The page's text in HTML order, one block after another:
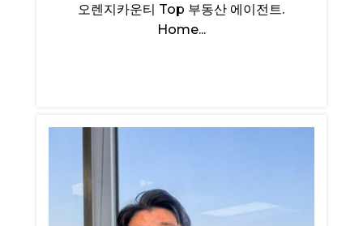
오렌지카운티 Top 부동산 에이전트.
Home...